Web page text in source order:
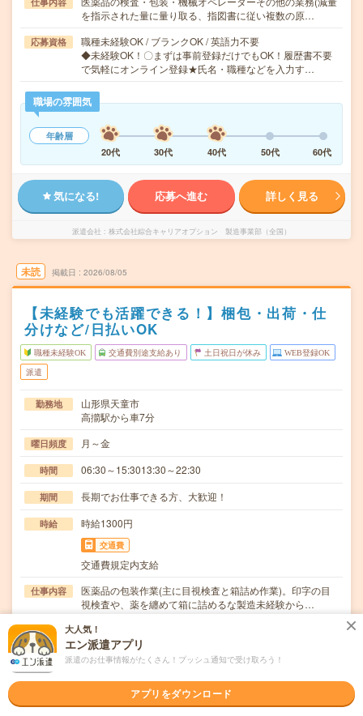
を指示された量に量り取る、指図書に従い複数の原…
応募資格
職種未経験OK / ブランクOK / 英語力不要
◆未経験OK！〇まずは事前登録だけでもOK！履歴書不要
で気軽にオンライン登録★氏名・職種などを入力す…
職場の雰囲気
年齢層
20代
30代 40代 50代 60代
気になる! 応募へ進む 詳しく見る
派遣会社 株式会社綜合キャリアオプション 製造事業部（全国）
未読 掲載日 2026/08/05
【未経験でも活躍できる！】梱包・出荷・仕
分けなど/日払いOK
職種未経験OK 交通費別途支給あり 土日祝日が休み WEB登録OK
派遣
勤務地
山形県天童市
高擶駅から車7分
曜日頻度 月～金
時間 06:30～15:3013:30～22:30
期間 長期でお仕事できる方、大歓迎！
時給 時給1300円
交通費
交通費規定内支給
仕事内容
医薬品の包装作業(主に目視検査と箱詰め作業)。印字の目
視検査や、薬を纏めて箱に詰めるな製造未経験から…
応募資格
職種未経験OK / ブランクOK / 英語力不要
◆未経験OK！〇まずは事前登録だけでもOK！履歴書不要
で気軽にオンライン登録★氏名・職種などを入力す…
大人気！
エン派遣アプリ
派遣のお仕事情報がたくさん！プッシュ通知で受け取ろう！
アプリをダウンロード